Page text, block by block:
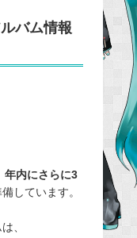
バム情報
年内にさらに3
しています。
、